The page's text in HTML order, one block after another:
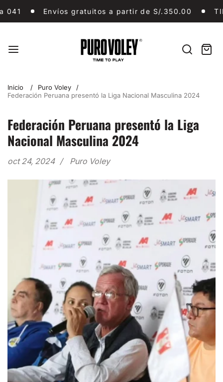
al
Envíos gratuitos a partir de S/.350.00 TIENDA,
Envíos gratuitos a partir de S/.350.00
Buscar
Inicio
Puro Voley
Federación Peruana presentó la Liga Nacional Masculina 2024
Federación Peruana presentó la Liga
Nacional Masculina 2024
oct 24, 2024 Puro Voley